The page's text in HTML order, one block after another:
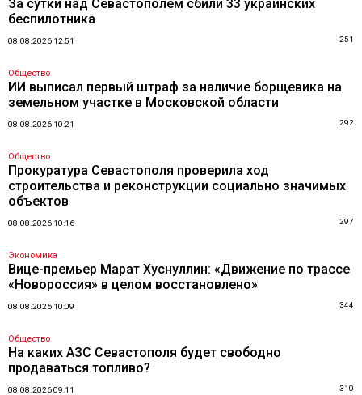
За сутки над Севастополем сбили 33 украинских
беспилотника
08.08.2026 12:51 251
Общество
ИИ выписал первый штраф за наличие борщевика на
земельном участке в Московской области
08.08.2026 10:21 292
Общество
Прокуратура Севастополя проверила ход
строительства и реконструкции социально значимых
объектов
08.08.2026 10:16 297
Экономика
Вице-премьер Марат Хуснуллин: «Движение по трассе
«Новороссия» в целом восстановлено»
08.08.2026 10:09 344
Общество
На каких АЗС Севастополя будет свободно
продаваться топливо?
08.08.2026 09:11 310